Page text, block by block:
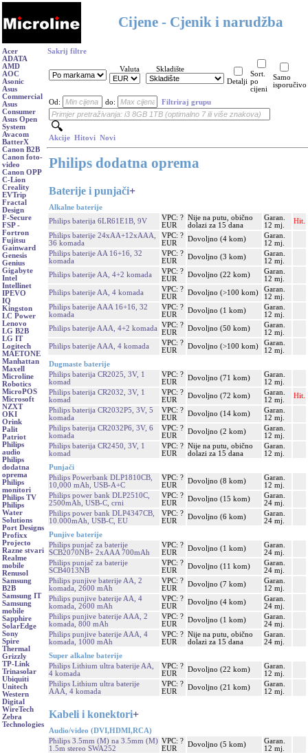
Cijene - Cjenik i narudžba
Acer
ADATA
AMD
AOC
Asonic
Asus
Commercial
Asus
Consumer
Asus Open
System
Avacom
BatterX
Canon B2B
Canon foto-
video
Canon OPP
C-Lion
Creality
EVTrip
Fractal
Design
F-Secure
FSP -
Fortron
Fujitsu
Gainward
Genesis
Genius
Gigabyte
Intel
Intellinet
IPEVO
IQ
Kingston
LC Power
Lenovo
LG B2B
LG IT
Logitech
MAETONE
Manhattan
Maxell
Microline
Robotics
MicroPOS
Microsoft
NZXT
OKI
Orink
Palit
Patriot
Philips
audio
Philips
dodatna
oprema
Philips
monitori
Philips TV
Philips
Water
Solutions
Port Designs
Profixx
Projecto
Razne stvari
Realme
mobile
Renusol
Samsung
B2B
Samsung IT
Samsung
mobile
Sapphire
SolarEdge
Sony
Spire
Thermal
Grizzly
TP-Link
Trinasolar
Ubiquiti
Unitech
Western
Digital
WireTech
Zebra
Technologies
Sakrij filtre
Valuta
Skladište
Detalji
Sort.
po
cijeni
Samo
isporučivo
Od: do: Filtriraj grupu
Akcije Hitovi Novi
Philips dodatna oprema
Baterije i punjači+
Alkalne baterije
Philips baterija 6LR61E1B, 9V
VPC: ?
EUR
Nije na putu, obično
dolazi za 15 dana
Garan.
12 mj.
Hit.
Philips baterije 24xAA+12xAAA,
36 komada
VPC: ?
EUR
Dovoljno (4 kom)
Garan.
12 mj.
Philips baterije AA 16+16, 32
komada
VPC: ?
EUR
Dovoljno (3 kom)
Garan.
12 mj.
Philips baterije AA, 4+2 komada
VPC: ?
EUR
Dovoljno (22 kom)
Garan.
12 mj.
Philips baterije AA, 4 komada
VPC: ?
EUR
Dovoljno (>100 kom)
Garan.
12 mj.
Philips baterije AAA 16+16, 32
komada
VPC: ?
EUR
Dovoljno (1 kom)
Garan.
12 mj.
Philips baterije AAA, 4+2 komada
VPC: ?
EUR
Dovoljno (50 kom)
Garan.
12 mj.
Philips baterije AAA, 4 komada
VPC: ?
EUR
Dovoljno (>100 kom)
Garan.
12 mj.
Dugmaste baterije
Philips baterija CR2025, 3V, 1
komad
VPC: ?
EUR
Dovoljno (71 kom)
Garan.
12 mj.
Philips baterija CR2032, 3V, 1
komad
VPC: ?
EUR
Dovoljno (72 kom)
Garan.
12 mj.
Hit.
Philips baterija CR2032P5, 3V, 5
komada
VPC: ?
EUR
Dovoljno (14 kom)
Garan.
12 mj.
Philips baterija CR2032P6, 3V, 6
komada
VPC: ?
EUR
Dovoljno (2 kom)
Garan.
12 mj.
Philips baterija CR2450, 3V, 1
komad
VPC: ?
EUR
Nije na putu, obično
dolazi za 15 dana
Garan.
12 mj.
Punjači
Philips Powerbank DLP1810CB,
10,000 mAh, USB-A+C
VPC: ?
EUR
Dovoljno (8 kom)
Garan.
12 mj.
Philips power bank DLP2510C,
2500mAh, USB-C, crni
VPC: ?
EUR
Dovoljno (15 kom)
Garan.
24 mj.
Philips power bank DLP4347CB,
10.000mAh, USB-C, EU
VPC: ?
EUR
Dovoljno (6 kom)
Garan.
24 mj.
Punjive baterije
Philips punjač za baterije
SCB2070NB+ 2xAAA 700mAh
VPC: ?
EUR
Dovoljno (1 kom)
Garan.
24 mj.
Philips punjač za baterije
SCB4013NB
VPC: ?
EUR
Dovoljno (11 kom)
Garan.
24 mj.
Philips punjive baterije AA, 2
komada, 2600 mAh
VPC: ?
EUR
Dovoljno (7 kom)
Garan.
12 mj.
Philips punjive baterije AA, 4
komada, 2600 mAh
VPC: ?
EUR
Dovoljno (4 kom)
Garan.
24 mj.
Philips punjive baterije AAA, 2
komada, 800 mAh
VPC: ?
EUR
Dovoljno (1 kom)
Garan.
24 mj.
Philips punjive baterije AAA, 4
komada, 1000 mAh
VPC: ?
EUR
Nije na putu, obično
dolazi za 15 dana
Garan.
24 mj.
Super alkalne baterije
Philips Lithium ultra baterije AA,
4 komada
VPC: ?
EUR
Dovoljno (22 kom)
Garan.
12 mj.
Philips Lithium ultra baterije
AAA, 4 komada
VPC: ?
EUR
Dovoljno (21 kom)
Garan.
12 mj.
Kabeli i konektori+
Audio/video (DVI,HDMI,RCA)
Philips 3.5mm (M) na 3.5mm (M)
1.5m stereo SWA252
VPC: ?
EUR
Dovoljno (5 kom)
Garan.
12 mj.